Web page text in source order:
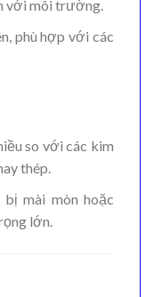
với môi trường.
phù hợp với các
so với các kim
thép.
mài mòn hoặc
lớn.